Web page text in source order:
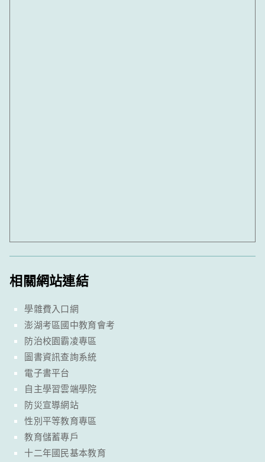
相關網站連結
學雜費入口網
澎湖考區國中教育會考
防治校園霸凌專區
圖書資訊查詢系統
電子書平台
自主學習雲端學院
防災宣導網站
性別平等教育專區
教育儲蓄專戶
十二年國民基本教育